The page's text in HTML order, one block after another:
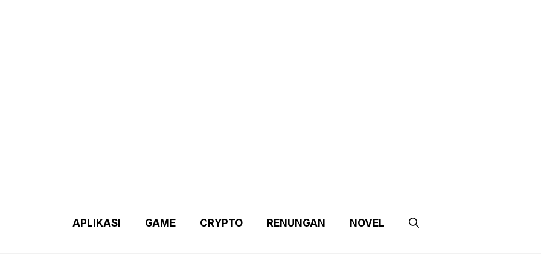
APLIKASI GAME CRYPTO RENUNGAN NOVEL